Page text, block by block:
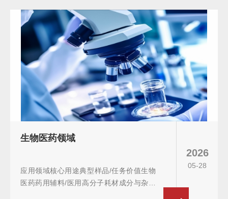
生物医药领域
应用领域核心用途典型样品/任务价值生物
医药药用辅料/医用高分子耗材成分与杂质
2026
05-28